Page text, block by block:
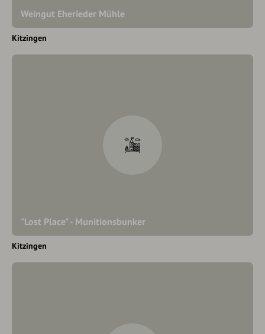
Weingut Eherieder Mühle
Kitzingen
"Lost Place" - Munitionsbunker
Kitzingen